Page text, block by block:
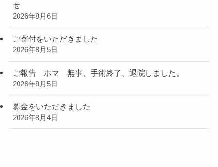
せ
2026年8月6日
ご寄付をいただきました
2026年8月5日
ご報告 ホマ 無事、手術終了。退院しました。
2026年8月5日
募金をいただきました
2026年8月4日